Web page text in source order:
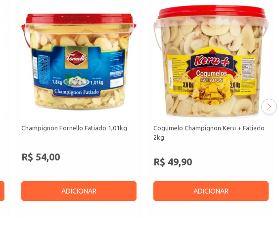
Champignon Fornello Fatiado 1,01kg
R$ 54,00
ADICIONAR
Cogumelo Champignon Keru + Fatiado
2kg
R$ 49,90
ADICIONAR